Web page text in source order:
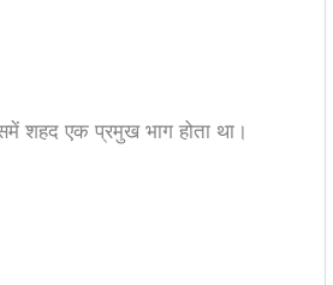
शहद एक प्रमुख भाग होता था।